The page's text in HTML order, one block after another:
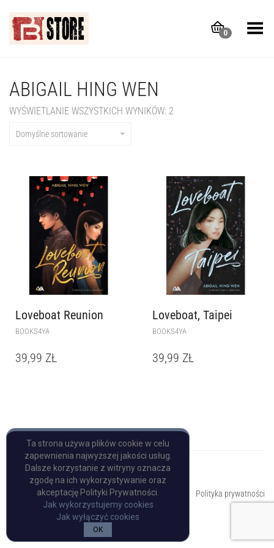
0
Toggle Menu
ABIGAIL HING WEN
WYŚWIETLANIE WSZYSTKICH WYNIKÓW: 2
Domyślne sortowanie
Loveboat Reunion
BOOKS4YA
39,99 ZŁ
Loveboat, Taipei
BOOKS4YA
39,99 ZŁ
Copyright © Pulp Books
Polityka prywatności
Ta strona używa plików cookie w celu
zapewnienia najwyższej jakości usług.
Dalsze korzystanie z witryny oznacza
zgodę na ich wykorzystywanie oraz
akceptację Polityki Prywatności.
Jak wykorzystujemy cookies
Jak wyłączyć cookies
OK